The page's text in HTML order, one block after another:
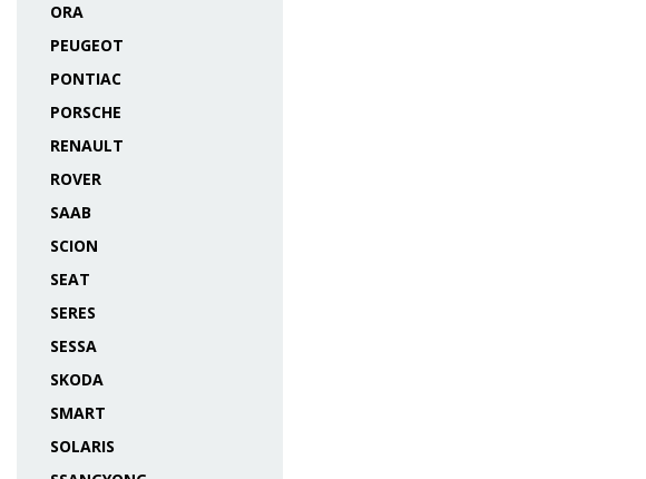
ORA
PEUGEOT
PONTIAC
PORSCHE
RENAULT
ROVER
SAAB
SCION
SEAT
SERES
SESSA
SKODA
SMART
SOLARIS